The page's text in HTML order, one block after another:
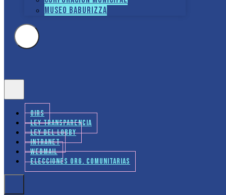
Museo Baburizza
OIRS
LEY TRANSPARENCIA
LEY DEL LOBBY
INTRANET
WEBMAIL
ELECCIONES ORG. COMUNITARIAS